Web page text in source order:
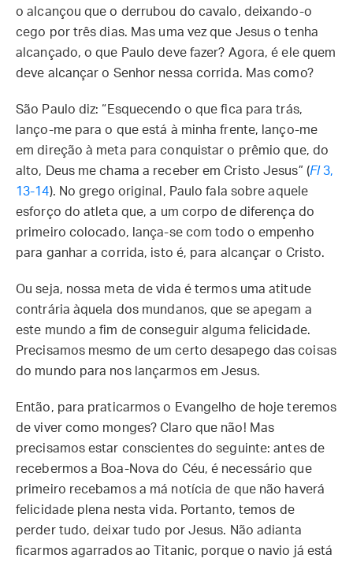
o alcançou que o derrubou do cavalo, deixando-o
cego por três dias. Mas uma vez que Jesus o tenha
alcançado, o que Paulo deve fazer? Agora, é ele quem
deve alcançar o Senhor nessa corrida. Mas como?
São Paulo diz: “Esquecendo o que fica para trás,
lanço-me para o que está à minha frente, lanço-me
em direção à meta para conquistar o prêmio que, do
alto, Deus me chama a receber em Cristo Jesus” (Fl 3,
13-14). No grego original, Paulo fala sobre aquele
esforço do atleta que, a um corpo de diferença do
primeiro colocado, lança-se com todo o empenho
para ganhar a corrida, isto é, para alcançar o Cristo.
Ou seja, nossa meta de vida é termos uma atitude
contrária àquela dos mundanos, que se apegam a
este mundo a fim de conseguir alguma felicidade.
Precisamos mesmo de um certo desapego das coisas
do mundo para nos lançarmos em Jesus.
Então, para praticarmos o Evangelho de hoje teremos
de viver como monges? Claro que não! Mas
precisamos estar conscientes do seguinte: antes de
recebermos a Boa-Nova do Céu, é necessário que
primeiro recebamos a má notícia de que não haverá
felicidade plena nesta vida. Portanto, temos de
perder tudo, deixar tudo por Jesus. Não adianta
ficarmos agarrados ao Titanic, porque o navio já está